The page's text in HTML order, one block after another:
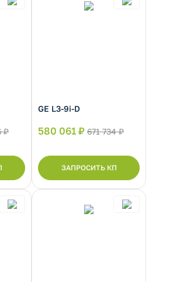
₽
GE L3-9i-D
580 061 ₽ 671 734 ₽
ЗАПРОСИТЬ КП